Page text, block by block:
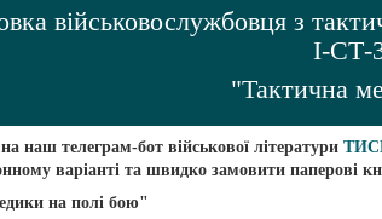
військовослужбовця з
І-СТ-
"Тактична
наш телеграм-бот військової літератури
варіанті та швидко замовити паперові
на полі бою"